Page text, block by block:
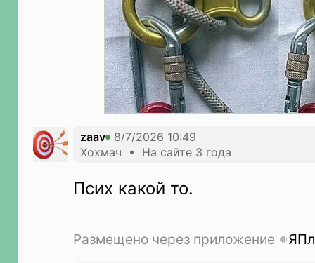
zaav
Хохмач • На сайте 3 года
Псих какой то.
Размещено через приложение